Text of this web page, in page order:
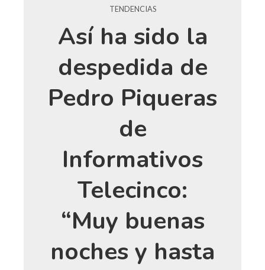
TENDENCIAS
Así ha sido la
despedida de
Pedro Piqueras
de
Informativos
Telecinco:
“Muy buenas
noches y hasta